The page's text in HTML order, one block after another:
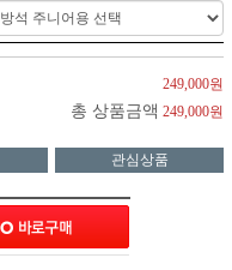
249,000원
총 상품금액 249,000원
관심상품